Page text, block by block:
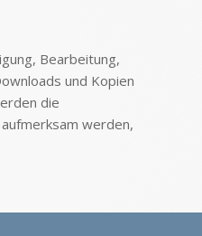
Bearbeitung,
und Kopien
die
werden,